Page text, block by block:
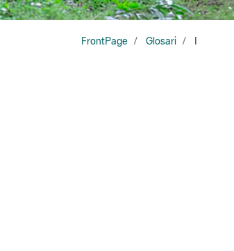
FrontPage Glosari